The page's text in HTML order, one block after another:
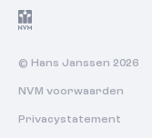
© Hans Janssen 2026
NVM voorwaarden
Privacystatement